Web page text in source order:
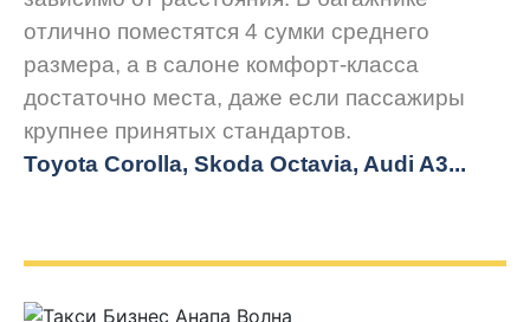
отлично поместятся 4 сумки среднего
размера, а в салоне комфорт-класса
достаточно места, даже если пассажиры
крупнее принятых стандартов.
Toyota Corolla, Skoda Octavia, Audi A3...